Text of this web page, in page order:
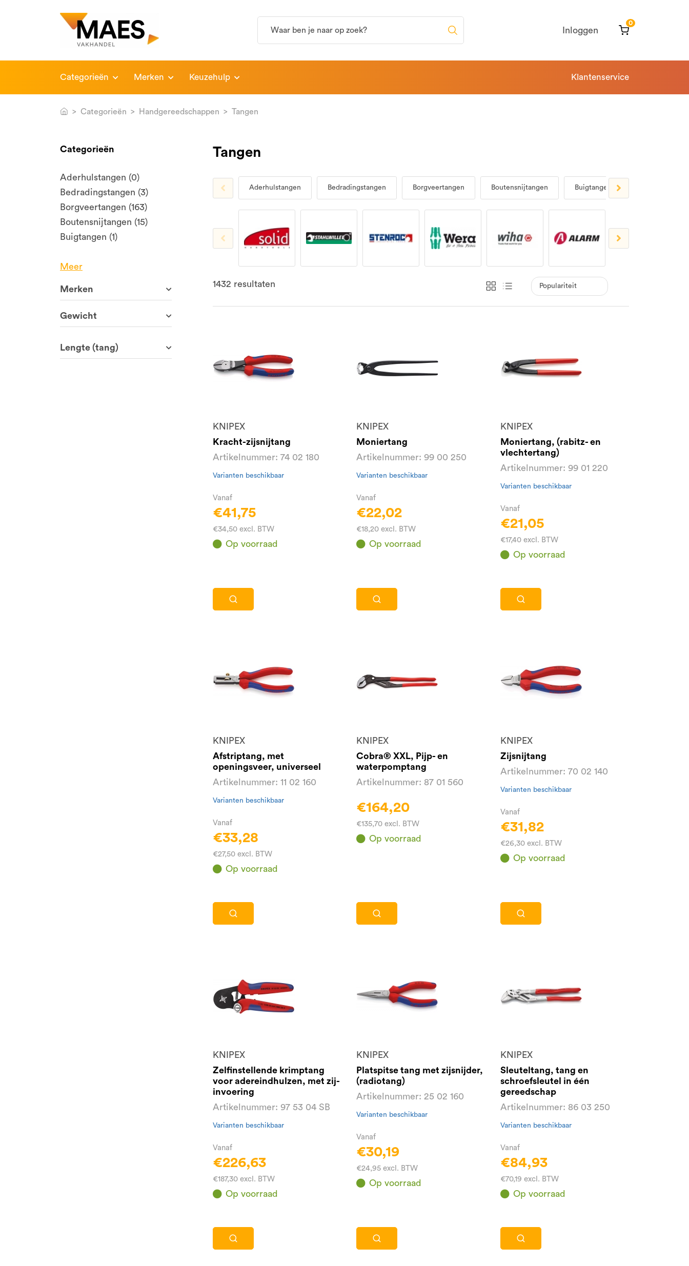
Inloggen
0
Categorieën Merken Keuzehulp Klantenservice
Categorieën Handgereedschappen Tangen
Categorieën
Aderhulstangen (0)
Bedradingstangen (3)
Borgveertangen (163)
Boutensnijtangen (15)
Buigtangen (1)
Meer
Merken
Gewicht
Lengte (tang)
Tangen
Aderhulstangen Bedradingstangen Borgveertangen Boutensnijtangen Buigtangen
1432 resultaten
KNIPEX
Kracht-zijsnijtang
Artikelnummer: 74 02 180
Varianten beschikbaar
Vanaf
€41,75
€34,50 excl. BTW
Op voorraad
KNIPEX
Moniertang
Artikelnummer: 99 00 250
Varianten beschikbaar
Vanaf
€22,02
€18,20 excl. BTW
Op voorraad
KNIPEX
Moniertang, (rabitz- en
vlechtertang)
Artikelnummer: 99 01 220
Varianten beschikbaar
Vanaf
€21,05
€17,40 excl. BTW
Op voorraad
KNIPEX
Afstriptang, met
openingsveer, universeel
Artikelnummer: 11 02 160
Varianten beschikbaar
Vanaf
€33,28
€27,50 excl. BTW
Op voorraad
KNIPEX
Cobra® XXL, Pijp- en
waterpomptang
Artikelnummer: 87 01 560
€164,20
€135,70 excl. BTW
Op voorraad
KNIPEX
Zijsnijtang
Artikelnummer: 70 02 140
Varianten beschikbaar
Vanaf
€31,82
€26,30 excl. BTW
Op voorraad
KNIPEX
Zelfinstellende krimptang
voor adereindhulzen, met zij-
invoering
Artikelnummer: 97 53 04 SB
Varianten beschikbaar
Vanaf
€226,63
€187,30 excl. BTW
Op voorraad
KNIPEX
Platspitse tang met zijsnijder,
(radiotang)
Artikelnummer: 25 02 160
Varianten beschikbaar
Vanaf
€30,19
€24,95 excl. BTW
Op voorraad
KNIPEX
Sleuteltang, tang en
schroefsleutel in één
gereedschap
Artikelnummer: 86 03 250
Varianten beschikbaar
Vanaf
€84,93
€70,19 excl. BTW
Op voorraad